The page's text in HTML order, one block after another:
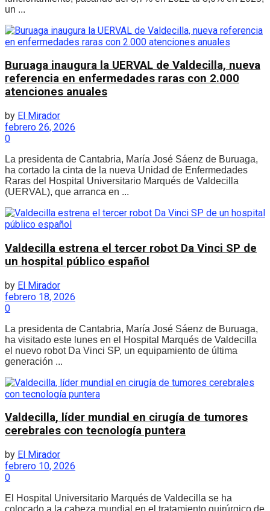
un ...
Buruaga inaugura la UERVAL de Valdecilla, nueva
referencia en enfermedades raras con 2.000
atenciones anuales
by El Mirador
febrero 26, 2026
0
La presidenta de Cantabria, María José Sáenz de Buruaga,
ha cortado la cinta de la nueva Unidad de Enfermedades
Raras del Hospital Universitario Marqués de Valdecilla
(UERVAL), que arranca en ...
Valdecilla estrena el tercer robot Da Vinci SP de
un hospital público español
by El Mirador
febrero 18, 2026
0
La presidenta de Cantabria, María José Sáenz de Buruaga,
ha visitado este lunes en el Hospital Marqués de Valdecilla
el nuevo robot Da Vinci SP, un equipamiento de última
generación ...
Valdecilla, líder mundial en cirugía de tumores
cerebrales con tecnología puntera
by El Mirador
febrero 10, 2026
0
El Hospital Universitario Marqués de Valdecilla se ha
colocado a la cabeza mundial en el tratamiento quirúrgico de